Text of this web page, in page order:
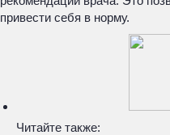
привести себя в норму.
Читайте также: